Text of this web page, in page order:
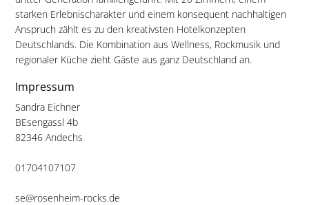
starken Erlebnischarakter und einem konsequent nachhaltigen
Anspruch zählt es zu den kreativsten Hotelkonzepten
Deutschlands. Die Kombination aus Wellness, Rockmusik und
regionaler Küche zieht Gäste aus ganz Deutschland an.
Impressum
Sandra Eichner
BEsengassl 4b
82346 Andechs
01704107107
se@rosenheim-rocks.de